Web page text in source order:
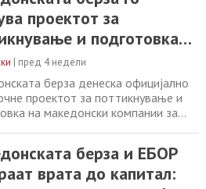
од PWC Северна
и PWC Хрватска. Во рамки на
најмногу десет компании ќе
професионална и
проектот за
и подготовка
компании за
финансирање
| пред 4 недели
берза денеска официјално
проектот за поттикнување и
на македонски компании за
Меморандум за соработка, а
од PWC Македонија и
берза и ЕБОР
врата до капитал: